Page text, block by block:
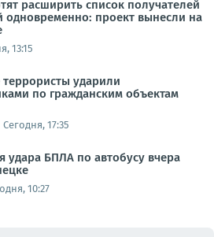
расширить список получателей
одновременно: проект вынесли на
13:15
террористы ударили
по гражданским объектам
Сегодня, 17:35
удара БПЛА по автобусу вчера
10:27